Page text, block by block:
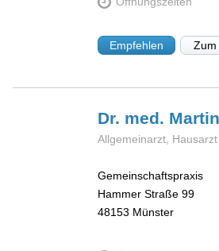
Empfehlen Zum
Dr. med. Martin
Allgemeinarzt, Hausarzt
Gemeinschaftspraxis
Hammer Straße 99
48153 Münster